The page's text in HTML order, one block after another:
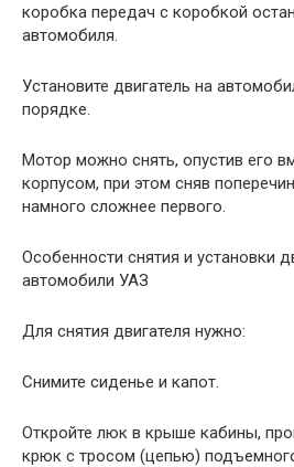
коробка передач с коробкой
автомобиля.
Установите двигатель на
порядке.
Мотор можно снять, опустив его
корпусом, при этом сняв
намного сложнее первого.
Особенности снятия и установки
автомобили УАЗ
Для снятия двигателя нужно:
Снимите сиденье и капот.
Откройте люк в крыше кабины,
крюк с тросом (цепью)